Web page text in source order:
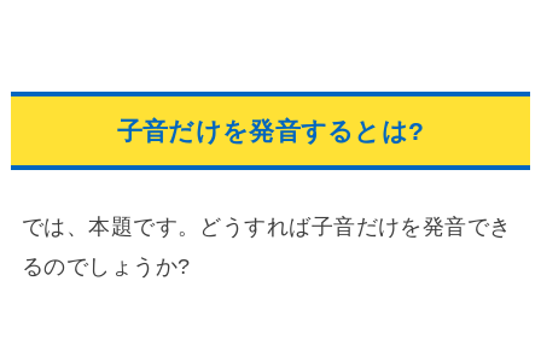
子音だけを発音するとは?
では、本題です。どうすれば子音だけを発音でき
るのでしょうか?